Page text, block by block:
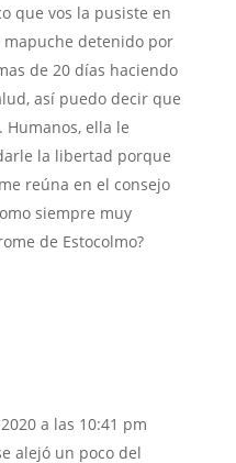
que vos la pusiste en
detenido por
de 20 días haciendo
así puedo decir que
ella le
la libertad porque
reúna en el consejo
siempre muy
de Estocolmo?
a las 10:41 pm
alejó un poco del